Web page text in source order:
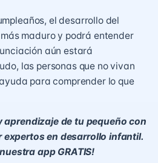
el desarrollo del
ás maduro y podrá entender
aún estará
las personas que no vivan
para comprender lo que
aprendizaje de tu pequeño con
expertos en desarrollo infantil.
app GRATIS!